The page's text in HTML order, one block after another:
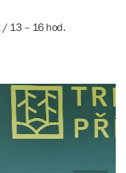
/ 13 – 16 hod.